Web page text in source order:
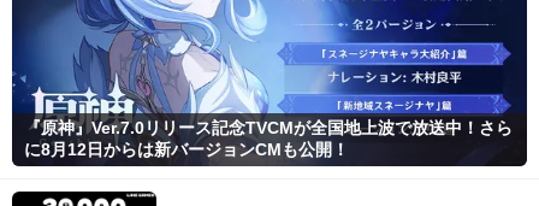
『原神』Ver.7.0リリース記念TVCMが全国地上波で放送中！さら
に8月12日からは新バージョンCMも公開！